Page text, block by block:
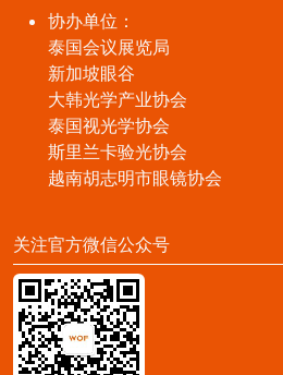
协办单位：
泰国会议展览局
新加坡眼谷
大韩光学产业协会
泰国视光学协会
斯里兰卡验光协会
越南胡志明市眼镜协会
关注官方微信公众号